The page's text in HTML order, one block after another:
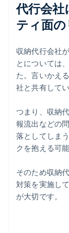
代行会社
ティ面
収納代行会社
とについては
た。言いかえ
社と共有して
つまり、収納
報流出などの
落としてしま
クを抱える可
そのため収納
対策を実施し
が大切です。